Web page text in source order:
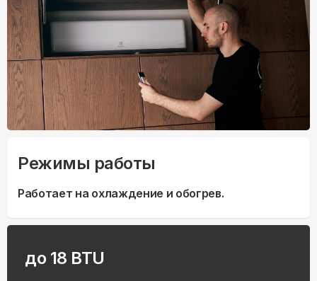
Режимы работы
Работает на охлаждение и обогрев.
до 18 BTU